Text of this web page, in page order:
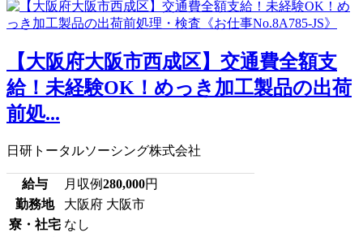
【大阪府大阪市西成区】交通費全額支
給！未経験OK！めっき加工製品の出荷
前処...
日研トータルソーシング株式会社
給与 月収例280,000円
勤務地
大阪府 大阪市
寮・社宅 なし